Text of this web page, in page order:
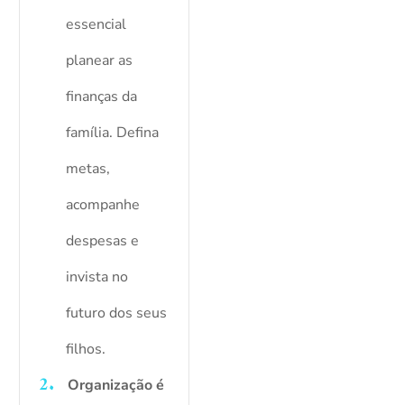
essencial
planear as
finanças da
família. Defina
metas,
acompanhe
despesas e
invista no
futuro dos seus
filhos.
Organização é